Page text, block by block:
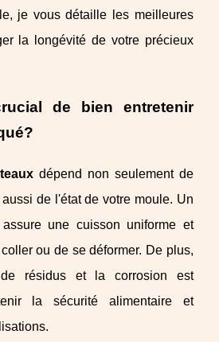
je vous détaille les meilleures
la longévité de votre précieux
de bien entretenir
dépend non seulement de
de l'état de votre moule. Un
une cuisson uniforme et
ou de se déformer. De plus,
de résidus et la corrosion est
la sécurité alimentaire et